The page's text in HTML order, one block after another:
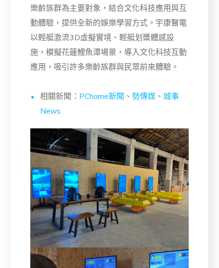
樂齡族群為主要對象，結合文化科技應用與互
動體驗，提供全新的娛樂學習方式。宇康醫電
以輕艇激流3D虛擬實境、輕艇划槳體感設
施，模擬花蓮鯉魚潭場景，導入文化科技互動
應用，吸引許多樂齡族群與民眾前來體驗。
相關新聞： PChome新聞 、勢傳媒 、城事
News